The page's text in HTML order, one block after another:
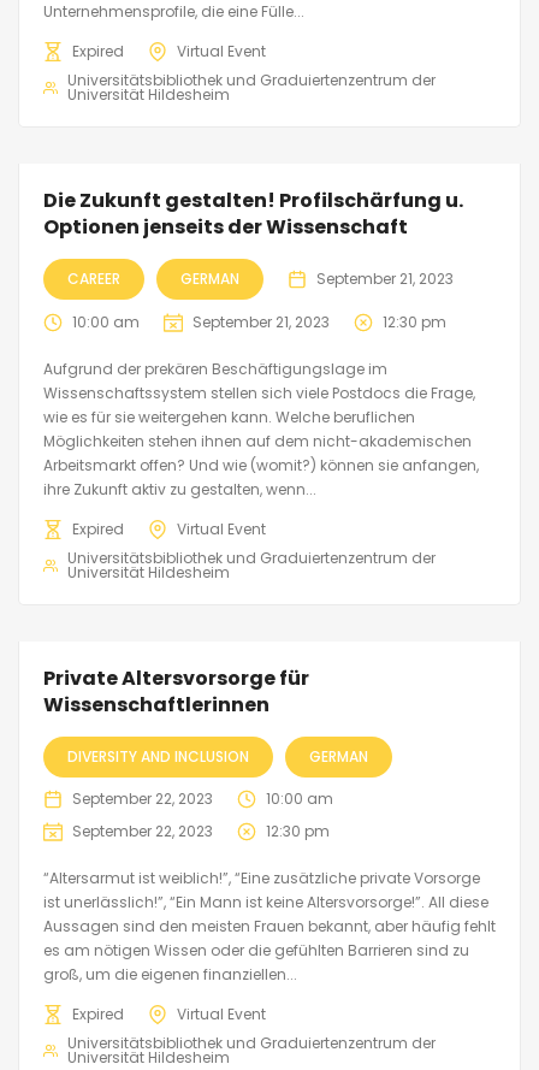
Unternehmensprofile, die eine Fülle...
Expired
Virtual Event
Universitätsbibliothek und Graduiertenzentrum der
Universität Hildesheim
Die Zukunft gestalten! Profilschärfung u.
Optionen jenseits der Wissenschaft
CAREER GERMAN September 21, 2023
10:00 am September 21, 2023 12:30 pm
Aufgrund der prekären Beschäftigungslage im
Wissenschaftssystem stellen sich viele Postdocs die Frage,
wie es für sie weitergehen kann. Welche beruflichen
Möglichkeiten stehen ihnen auf dem nicht-akademischen
Arbeitsmarkt offen? Und wie (womit?) können sie anfangen,
ihre Zukunft aktiv zu gestalten, wenn...
Expired
Virtual Event
Universitätsbibliothek und Graduiertenzentrum der
Universität Hildesheim
Private Altersvorsorge für
Wissenschaftlerinnen
DIVERSITY AND INCLUSION GERMAN
September 22, 2023
10:00 am
September 22, 2023
12:30 pm
“Altersarmut ist weiblich!”, “Eine zusätzliche private Vorsorge
ist unerlässlich!”, “Ein Mann ist keine Altersvorsorge!”. All diese
Aussagen sind den meisten Frauen bekannt, aber häufig fehlt
es am nötigen Wissen oder die gefühlten Barrieren sind zu
groß, um die eigenen finanziellen...
Expired
Virtual Event
Universitätsbibliothek und Graduiertenzentrum der
Universität Hildesheim